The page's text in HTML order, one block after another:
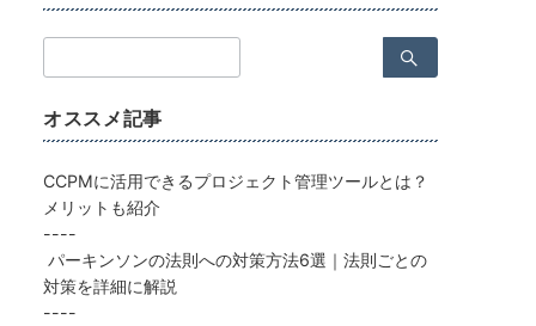
索：
オススメ記事
CCPMに活用できるプロジェクト管理ツールとは？
メリットも紹介
----
パーキンソンの法則への対策方法6選｜法則ごとの
対策を詳細に解説
----